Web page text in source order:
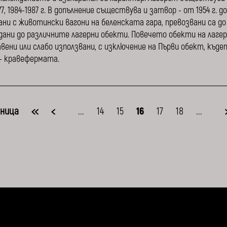
1984-1987 г. В допълнение съществува и затвор - от 1954 г.
с животински вагони на беленската гара, превозвани са
до различните лагерни обекти. Повечето обекти на
или слабо използвани, с изключение на Първи обект,
кравефермата.
... 14 15 16 17 18 ...